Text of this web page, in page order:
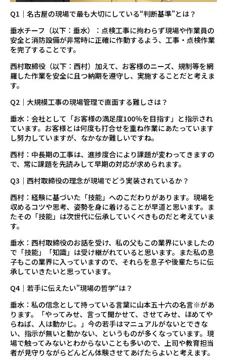
Webカタログ
はこちら
〒115-0045
東京都北区赤羽2-25-1 赤羽MAPビル
Google Map
03-6806-8708
Q1｜名古屋の現場で最も大切にしている“判断基準”とは？
垂水チーフ（以下：垂水）：点検工事に拘わらず現場や作業員の
安全と消防設備が非常時に正確に作動するよう、工事・点検作業
を完了することです。
西村取締役（以下：西村）加えて、お客様のニーズ、規制等を網
羅した作業を安全に且つ納期を遵守し、実施することだと考えま
す。
Q2｜大規模工事の現場管理で直面する難しさは？
垂水：会社として「お客様の満足度100％を目指す」と指示され
ています。お客様とは何度も打合せを重ね作業にあたっています
し努力していますが、なかなか難しいですね。
西村：中長期の工事は、進捗度合により課題が変わってきますの
で、常に課題を先読みして早期の対応が求められます。
Q3｜西村取締役の理念が現場でどう実装されているか？
西村：経験に基づいた「技能」へのこだわりがあります。現場を
収めるコツや思考、姿勢を身に着けることが早道と思います。ま
たその「技能」は次世代に伝承していくべきものだと考えていま
す。
垂水：西村取締役のお話を受け、私の父もこの業界にいましたの
で「技能」「知識」は受け継がれていると思います。また私の息
子もこの業界に入っていますので、それらを息子や後輩たちに伝
承していきたいと思っています。
Q4｜若手に伝えたい”現場の哲学“は？
垂水：私の信念として持っている言葉に山本五十六の名言※があ
ります。「やってみせ、言って聞かせて、させてみせ、ほめてや
らねば、人は動かじ。」今の若手はマニュアルがないとできな
い、指示が無いと動かない、というものが多くなっています。現
場で触ってみないとわからないことも多いので、上司や教育担当
者が見守りながらどんどん体験させてあげたらよいと考えます。